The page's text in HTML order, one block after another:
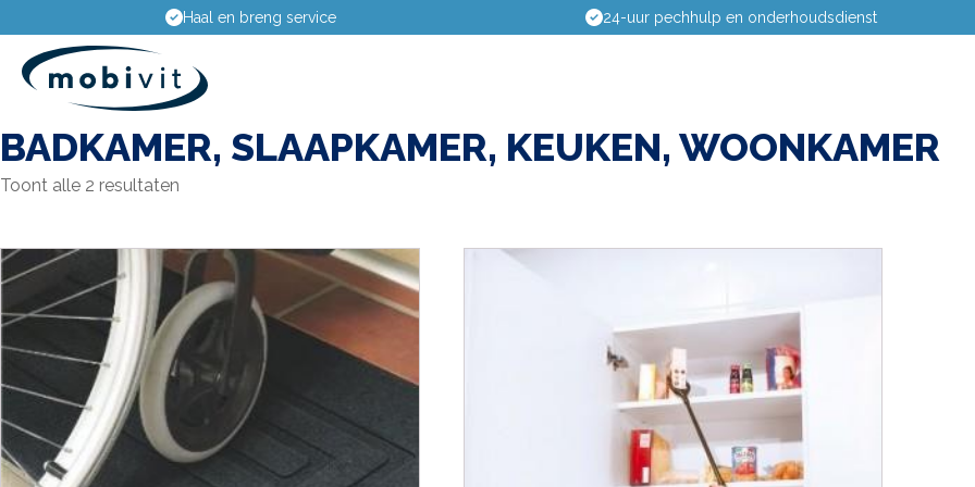
Haal en breng service 24-uur pechhulp en onderhoudsdienst
BADKAMER, SLAAPKAMER, KEUKEN, WOONKAMER
Toont alle 2 resultaten